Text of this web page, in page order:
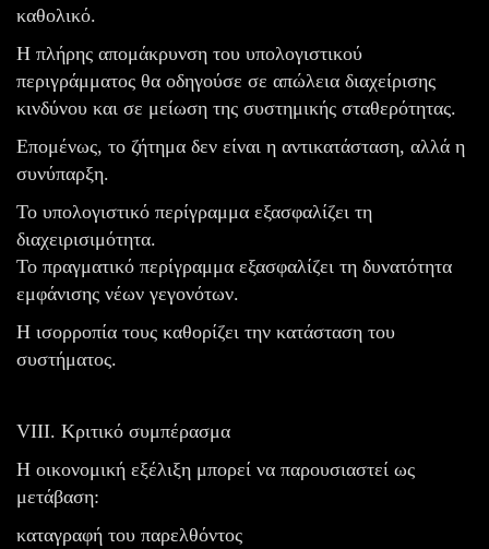
καθολικό.
Η πλήρης απομάκρυνση του υπολογιστικού
περιγράμματος θα οδηγούσε σε απώλεια διαχείρισης
κινδύνου και σε μείωση της συστημικής σταθερότητας.
Επομένως, το ζήτημα δεν είναι η αντικατάσταση, αλλά η
συνύπαρξη.
Το υπολογιστικό περίγραμμα εξασφαλίζει τη
διαχειρισιμότητα.
Το πραγματικό περίγραμμα εξασφαλίζει τη δυνατότητα
εμφάνισης νέων γεγονότων.
Η ισορροπία τους καθορίζει την κατάσταση του
συστήματος.
VIII. Κριτικό συμπέρασμα
Η οικονομική εξέλιξη μπορεί να παρουσιαστεί ως
μετάβαση:
καταγραφή του παρελθόντος